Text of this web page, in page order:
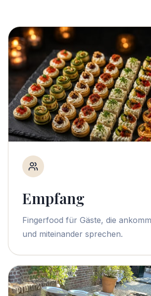
Empfang
Fingerfood für Gäste, die
und miteinander sprechen.